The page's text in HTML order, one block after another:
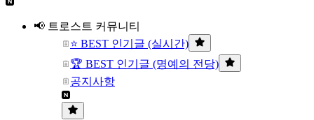
📢 트로스트 커뮤니티
⭐ BEST 인기글 (실시간)
🏆 BEST 인기글 (명예의 전당)
공지사항